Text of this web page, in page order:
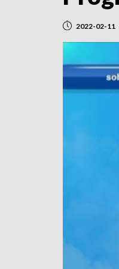
2022-02-11